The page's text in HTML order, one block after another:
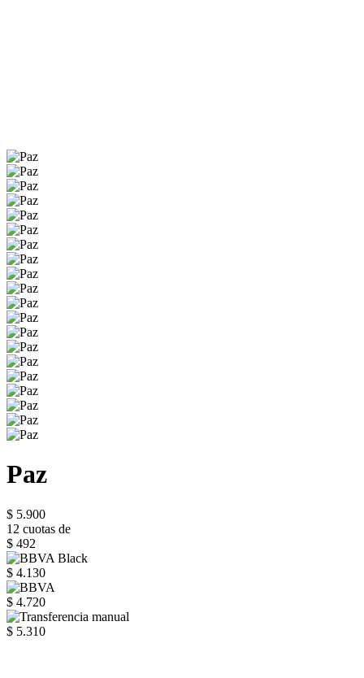
Paz
$ 5.900
12 cuotas de
$ 492
$ 4.130
$ 4.720
$ 5.310